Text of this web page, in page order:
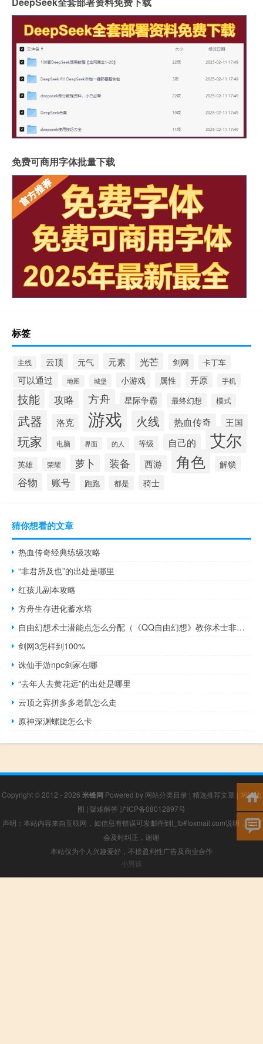
免费可商用字体批量下载
标签
主线 云顶 元气 元素 光芒 剑网 卡丁车
可以通过 地图 城堡 小游戏 属性 开原 手机
技能 攻略 方舟 星际争霸 最终幻想 模式
武器 洛克 游戏 火线 热血传奇 王国
玩家 电脑 界面 的人 等级 自己的 艾尔
英雄 荣耀 萝卜 装备 西游 角色 解锁
谷物 账号 跑跑 都是 骑士
猜你想看的文章
热血传奇经典练级攻略
“非君所及也”的出处是哪里
红孩儿副本攻略
方舟生存进化蓄水塔
自由幻想术士潜能点怎么分配（《QQ自由幻想》教你术士非主流加点（力量型）快速升级）
剑网3怎样到100%
诛仙手游npc剑冢在哪
“去年人去黄花远”的出处是哪里
云顶之弈拼多多老鼠怎么走
原神深渊螺旋怎么卡
Copyright © 2012 - 2026 米锋网 Powered by 网站分类目录 | 精选推荐文章 | 网站地
图 | 疑难解答 沪ICP备08012897号
声明：本站内容来自互联网，如信息有错误可发邮件到f_fb#foxmail.com说明，我们
会及时纠正，谢谢
本站仅为个人兴趣爱好，不接盈利性广告及商业合作
小男孩